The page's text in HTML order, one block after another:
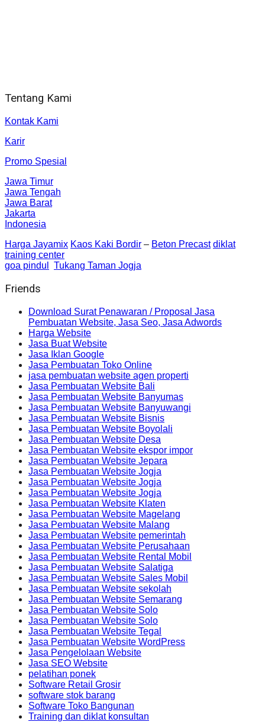
Tentang Kami
Kontak Kami
Karir
Promo Spesial
Jawa Timur
Jawa Tengah
Jawa Barat
Jakarta
Indonesia
Harga Jayamix Kaos Kaki Bordir – Beton Precast diklat
training center
goa pindul
Tukang Taman Jogja
Friends
Download Surat Penawaran / Proposal Jasa
Pembuatan Website, Jasa Seo, Jasa Adwords
Harga Website
Jasa Buat Website
Jasa Iklan Google
Jasa Pembuatan Toko Online
jasa pembuatan website agen properti
Jasa Pembuatan Website Bali
Jasa Pembuatan Website Banyumas
Jasa Pembuatan Website Banyuwangi
Jasa Pembuatan Website Bisnis
Jasa Pembuatan Website Boyolali
Jasa Pembuatan Website Desa
Jasa Pembuatan Website ekspor impor
Jasa Pembuatan Website Jepara
Jasa Pembuatan Website Jogja
Jasa Pembuatan Website Jogja
Jasa Pembuatan Website Jogja
Jasa Pembuatan Website Klaten
Jasa Pembuatan Website Magelang
Jasa Pembuatan Website Malang
Jasa Pembuatan Website pemerintah
Jasa Pembuatan Website Perusahaan
Jasa Pembuatan Website Rental Mobil
Jasa Pembuatan Website Salatiga
Jasa Pembuatan Website Sales Mobil
Jasa Pembuatan Website sekolah
Jasa Pembuatan Website Semarang
Jasa Pembuatan Website Solo
Jasa Pembuatan Website Solo
Jasa Pembuatan Website Tegal
Jasa Pembuatan Website WordPress
Jasa Pengelolaan Website
Jasa SEO Website
pelatihan ponek
Software Retail Grosir
software stok barang
Software Toko Bangunan
Training dan diklat konsultan